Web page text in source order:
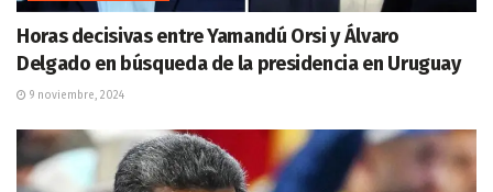
Horas decisivas entre Yamandú Orsi y Álvaro
Delgado en búsqueda de la presidencia en Uruguay
9 noviembre, 2024